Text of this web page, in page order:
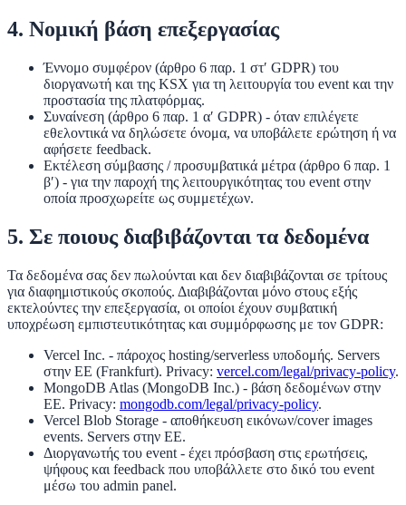
4. Νομική βάση επεξεργασίας
Έννομο συμφέρον (άρθρο 6 παρ. 1 στ′ GDPR) του
διοργανωτή και της KSX για τη λειτουργία του event και την
προστασία της πλατφόρμας.
Συναίνεση (άρθρο 6 παρ. 1 α′ GDPR) - όταν επιλέγετε
εθελοντικά να δηλώσετε όνομα, να υποβάλετε ερώτηση ή να
αφήσετε feedback.
Εκτέλεση σύμβασης / προσυμβατικά μέτρα (άρθρο 6 παρ. 1
β′) - για την παροχή της λειτουργικότητας του event στην
οποία προσχωρείτε ως συμμετέχων.
5. Σε ποιους διαβιβάζονται τα δεδομένα
Τα δεδομένα σας δεν πωλούνται και δεν διαβιβάζονται σε τρίτους
για διαφημιστικούς σκοπούς. Διαβιβάζονται μόνο στους εξής
εκτελούντες την επεξεργασία, οι οποίοι έχουν συμβατική
υποχρέωση εμπιστευτικότητας και συμμόρφωσης με τον GDPR:
Vercel Inc. - πάροχος hosting/serverless υποδομής. Servers
στην ΕΕ (Frankfurt). Privacy: vercel.com/legal/privacy-policy.
MongoDB Atlas (MongoDB Inc.) - βάση δεδομένων στην
ΕΕ. Privacy: mongodb.com/legal/privacy-policy.
Vercel Blob Storage - αποθήκευση εικόνων/cover images
events. Servers στην ΕΕ.
Διοργανωτής του event - έχει πρόσβαση στις ερωτήσεις,
ψήφους και feedback που υποβάλλετε στο δικό του event
μέσω του admin panel.